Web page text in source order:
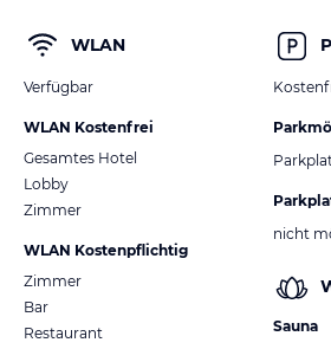
WLAN
Verfügbar
WLAN Kostenfrei
Gesamtes Hotel
Lobby
Zimmer
WLAN Kostenpflichtig
Zimmer
Bar
Restaurant
nicht
Sauna